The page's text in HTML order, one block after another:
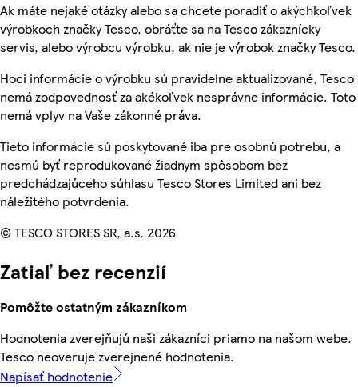
Ak máte nejaké otázky alebo sa chcete poradiť o akýchkoľvek
výrobkoch značky Tesco, obráťte sa na Tesco zákaznícky
servis, alebo výrobcu výrobku, ak nie je výrobok značky Tesco.
Hoci informácie o výrobku sú pravidelne aktualizované, Tesco
nemá zodpovednosť za akékoľvek nesprávne informácie. Toto
nemá vplyv na Vaše zákonné práva.
Tieto informácie sú poskytované iba pre osobnú potrebu, a
nesmú byť reprodukované žiadnym spôsobom bez
predchádzajúceho súhlasu Tesco Stores Limited ani bez
náležitého potvrdenia.
© TESCO STORES SR, a.s. 2026
Zatiaľ bez recenzií
Pomôžte ostatným zákazníkom
Hodnotenia zverejňujú naši zákazníci priamo na našom webe.
Tesco neoveruje zverejnené hodnotenia.
Napísať hodnotenie